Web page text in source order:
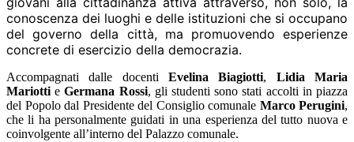
conoscenza dei luoghi e delle istituzioni che si occupano
del governo della città, ma promuovendo esperienze
concrete di esercizio della democrazia.
Accompagnati dalle docenti Evelina Biagiotti, Lidia Maria
Mariotti eGermana Rossi, gli studenti sono stati accolti in piazza
del Popolo dal Presidente del Consiglio comunale Marco Perugini,
che li ha personalmente guidati in una esperienza del tutto nuova e
coinvolgente all’interno del Palazzo comunale.